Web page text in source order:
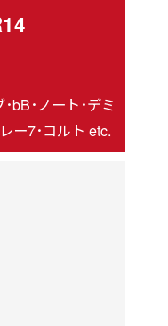
bB･ノート･デミ
ー7･コルト etc.